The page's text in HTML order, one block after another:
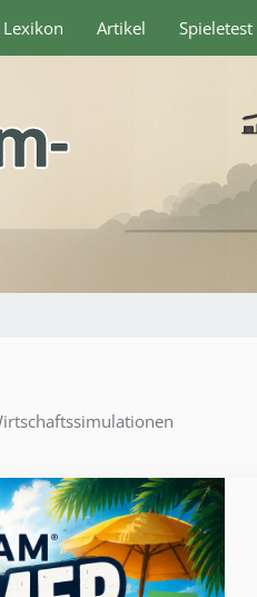
Lexikon Artikel Spieletest